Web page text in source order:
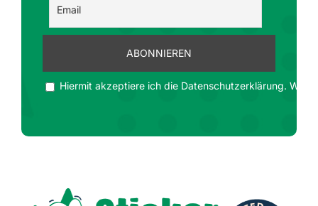
Hiermit akzeptiere ich die Datenschutzerklärung. Wir